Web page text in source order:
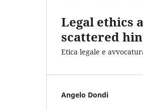
Legal ethics
scattered
Etica legale e
Angelo Dondi